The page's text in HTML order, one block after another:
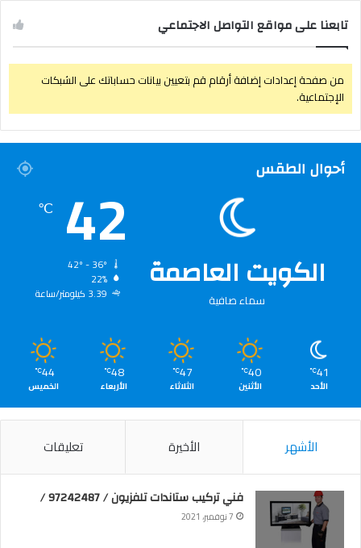
تابعنا على مواقع التواصل الاجتماعي
من صفحة إعدادات إضافة أرقام قم بتعيين بيانات حساباتك على الشبكات
الإجتماعية.
أحوال الطقس
الكويت العاصمة
سماء صافية
42
℃
22%
3.39 كيلومتر/ساعة
41
℃
الأحد
40
℃
الأثنين
47
℃
الثلاثاء
48
℃
الأربعاء
44
℃
الخميس
الأشهر الأخيرة تعليقات
فني تركيب ستاندات تلفزيون / 97242487 /
7 نوفمبر، 2021